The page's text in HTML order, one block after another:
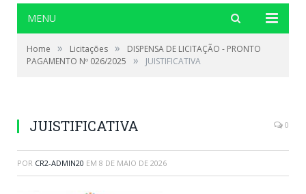
MENU
Home » Licitações »
DISPENSA DE LICITAÇÃO - PRONTO
PAGAMENTO Nº 026/2025
» JUISTIFICATIVA
JUISTIFICATIVA 0
POR CR2-ADMIN20 EM 8 DE MAIO DE 2026